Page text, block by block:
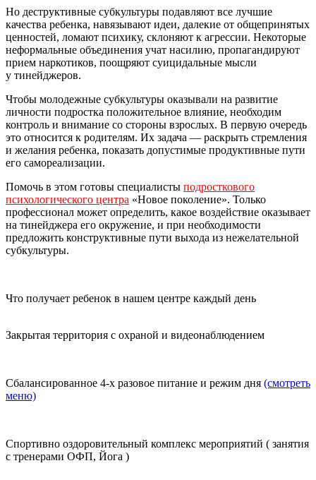
Но деструктивные субкультуры подавляют все лучшие
качества ребенка, навязывают идеи, далекие от общепринятых
ценностей, ломают психику, склоняют к агрессии. Некоторые
неформальные объединения учат насилию, пропагандируют
прием наркотиков, поощряют суицидальные мысли
у тинейджеров.
Чтобы молодежные субкультуры оказывали на развитие
личности подростка положительное влияние, необходим
контроль и внимание со стороны взрослых. В первую очередь
это относится к родителям. Их задача — раскрыть стремления
и желания ребенка, показать допустимые продуктивные пути
его самореализации.
Помочь в этом готовы специалисты подросткового
психологического центра «Новое поколение». Только
профессионал может определить, какое воздействие оказывает
на тинейджера его окружение, и при необходимости
предложить конструктивные пути выхода из нежелательной
субкультуры.
Что получает ребенок в нашем центре каждый день
Закрытая территория с охраной и видеонаблюдением
Сбалансированное 4-х разовое питание и режим дня (смотреть
меню)
Спортивно оздоровительный комплекс мероприятий ( занятия
с тренерами ОФП, Йога )